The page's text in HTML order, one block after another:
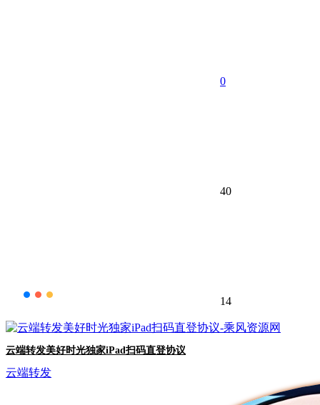
0
40
14
云端转发美好时光独家iPad扫码直登协议
云端转发